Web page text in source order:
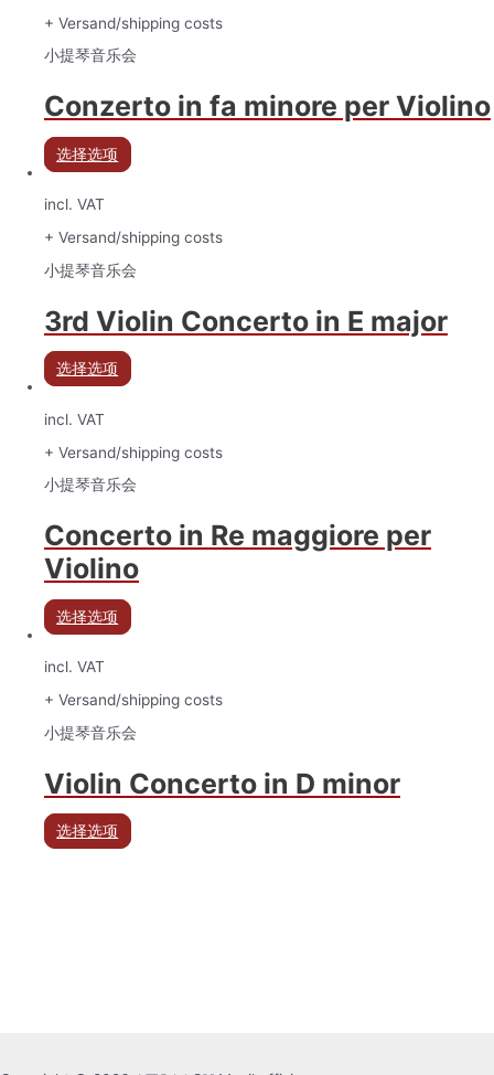
+ Versand/shipping costs
小提琴音乐会
Conzerto in fa minore per Violino
选择选项
incl. VAT
+ Versand/shipping costs
小提琴音乐会
3rd Violin Concerto in E major
选择选项
incl. VAT
+ Versand/shipping costs
小提琴音乐会
Concerto in Re maggiore per
Violino
选择选项
incl. VAT
+ Versand/shipping costs
小提琴音乐会
Violin Concerto in D minor
选择选项